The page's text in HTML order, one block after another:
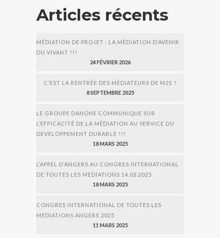
Articles récents
MÉDIATION DE PROJET : LA MÉDIATION D’AVENIR
DU VIVANT !!!
24 FÉVRIER 2026
C’EST LA RENTRÉE DES MÉDIATEURS DE M21 !
8 SEPTEMBRE 2025
LE GROUPE DANONE COMMUNIQUE SUR
L’EFFICACITÉ DE LA MÉDIATION AU SERVICE DU
DEVELOPPEMENT DURABLE !!!
18 MARS 2025
L’APPEL D’ANGERS AU CONGRES INTERNATIONAL
DE TOUTES LES MEDIATIONS 14.03.2025
18 MARS 2025
CONGRES INTERNATIONAL DE TOUTES LES
MEDIATIONS ANGERS 2025
11 MARS 2025